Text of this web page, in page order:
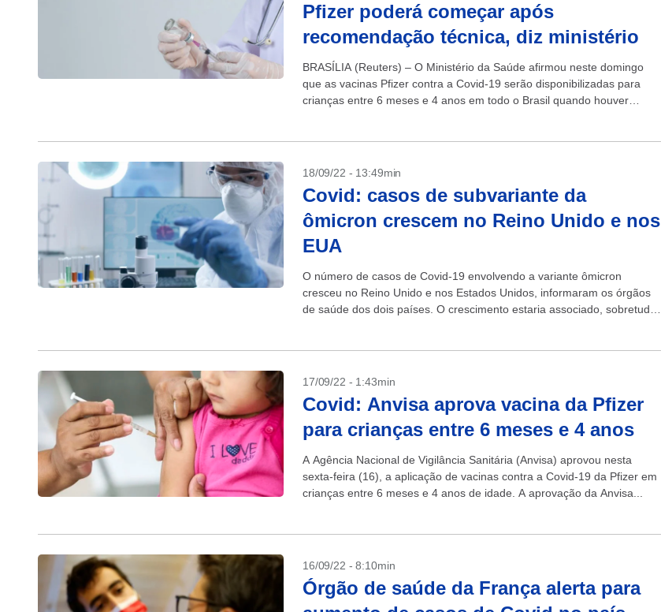
Pfizer poderá começar após
recomendação técnica, diz ministério
BRASÍLIA (Reuters) – O Ministério da Saúde afirmou neste domingo
que as vacinas Pfizer contra a Covid-19 serão disponibilizadas para
crianças entre 6 meses e 4 anos em todo o Brasil quando houver
18/09/22 - 13:49min
Covid: casos de subvariante da
ômicron crescem no Reino Unido e nos
EUA
O número de casos de Covid-19 envolvendo a variante ômicron
cresceu no Reino Unido e nos Estados Unidos, informaram os órgãos
de saúde dos dois países. O crescimento estaria associado, sobretudo,
17/09/22 - 1:43min
Covid: Anvisa aprova vacina da Pfizer
para crianças entre 6 meses e 4 anos
A Agência Nacional de Vigilância Sanitária (Anvisa) aprovou nesta
sexta-feira (16), a aplicação de vacinas contra a Covid-19 da Pfizer em
crianças entre 6 meses e 4 anos de idade. A aprovação da Anvisa...
16/09/22 - 8:10min
Órgão de saúde da França alerta para